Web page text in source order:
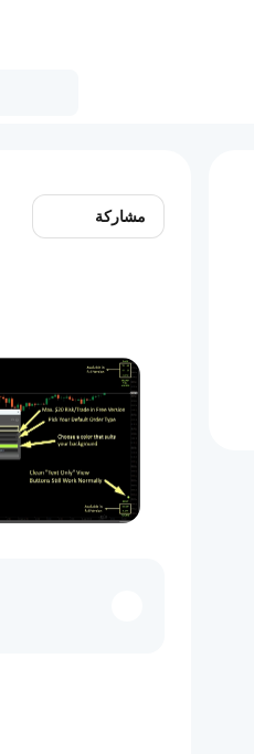
مشاركة